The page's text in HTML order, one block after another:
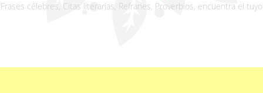
Frases célebres, Citas literarias, Refranes, Proverbios, encuentra el tuyo